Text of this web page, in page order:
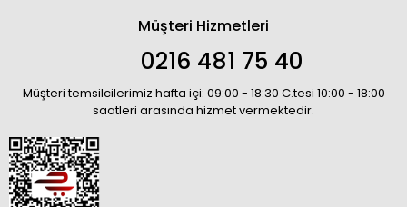
Müşteri Hizmetleri
0216 481 75 40
Müşteri temsilcilerimiz hafta içi: 09:00 - 18:30 C.tesi 10:00 - 18:00
saatleri arasında hizmet vermektedir.